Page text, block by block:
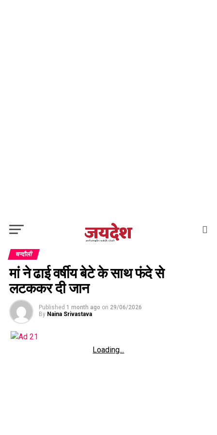
चन्दौली
मां ने ढाई वर्षीय बेटे के साथ फंदे से
लटककर दी जान
Published 1 month ago on 29/06/2026
By Naina Srivastava
Loading...